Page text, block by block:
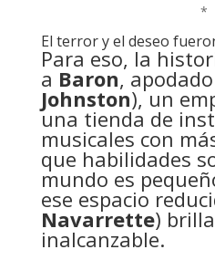
*
El terror y el deseo
Para eso, la
a Baron, apodado
Johnston), un
una tienda de
musicales con
que habilidades
mundo es
ese espacio
Navarrette)
inalcanzable.